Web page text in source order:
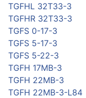
TGFHL 32T33-3
TGFHR 32T33-3
TGFS 0-17-3
TGFS 5-17-3
TGFS 5-22-3
TGFH 17MB-3
TGFH 22MB-3
TGFH 22MB-3-L84